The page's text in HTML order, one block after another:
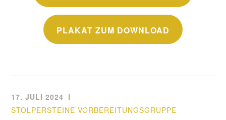
PLAKAT ZUM DOWNLOAD
17. JULI 2024
STOLPERSTEINE VORBEREITUNGSGRUPPE